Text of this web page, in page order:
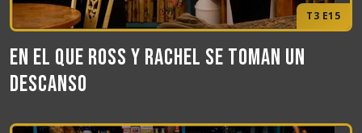
T3 E15
En el que Ross y Rachel se toman un
descanso